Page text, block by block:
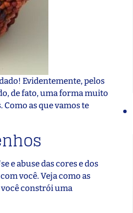
Evidentemente, pelos
de fato, uma forma muito
as que vamos te
e abuse das cores e dos
você. Veja como as
você constrói uma